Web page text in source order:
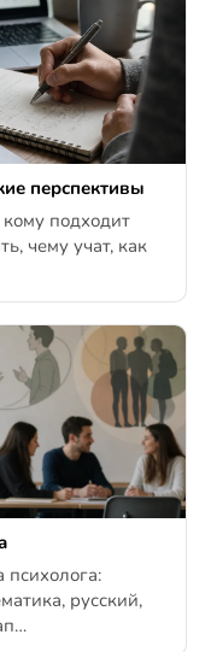
перспективы
подходит
чему учат, как
русский,